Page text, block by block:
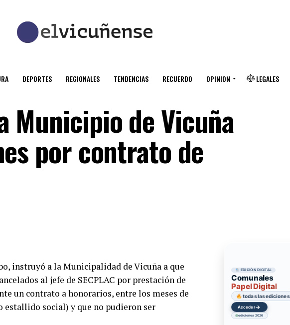
DEPORTES REGIONALES TENDENCIAS RECUERDO OPINION LEGALES
Municipio de Vicuña
por contrato de
instruyó a la Municipalidad de Vicuña a que
al jefe de SECPLAC por prestación de
un contrato a honorarios, entre los meses de
estallido social) y que no pudieron ser
EDICIÓN DIGITAL
Comunales
Papel Digital
todas las ediciones
Acceder→
ediciones 2026